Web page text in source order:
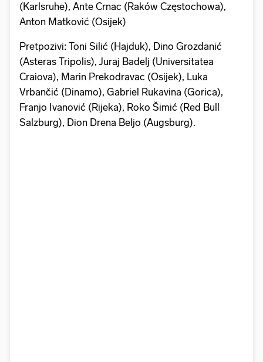
(Karlsruhe), Ante Crnac (Raków Częstochowa),
Anton Matković (Osijek)
Pretpozivi: Toni Silić (Hajduk), Dino Grozdanić
(Asteras Tripolis), Juraj Badelj (Universitatea
Craiova), Marin Prekodravac (Osijek), Luka
Vrbančić (Dinamo), Gabriel Rukavina (Gorica),
Franjo Ivanović (Rijeka), Roko Šimić (Red Bull
Salzburg), Dion Drena Beljo (Augsburg).